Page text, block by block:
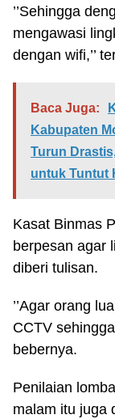
’’Sehingga
mengawasi
dengan wifi,’’
Baca Juga:
Kabupaten
Turun
untuk Tuntut
Kasat Binmas
berpesan agar
diberi tulisan.
’’Agar orang
CCTV
bebernya.
Penilaian
malam itu juga